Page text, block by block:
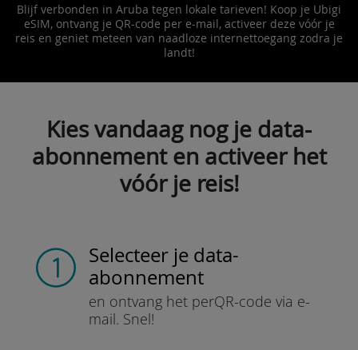
Blijf verbonden in Aruba tegen lokale tarieven! Koop je Ubigi
eSIM, ontvang je QR-code per e-mail, activeer deze vóór je
reis en geniet meteen van naadloze internettoegang zodra je
landt!
Kies vandaag nog je data-
abonnement en activeer het
vóór je reis!
Selecteer je data-
abonnement
en ontvang het perQR-code via e-
mail. Snel!